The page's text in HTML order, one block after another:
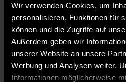
Wir verwenden Cookies, um
personalisieren, Funktionen für
können und die Zugriffe auf
Außerdem geben wir
unserer Website an unsere
Werbung und Analysen weiter.
Informationen möglicherweise
Dipl.-Ing. (FH) Stefan Kufner